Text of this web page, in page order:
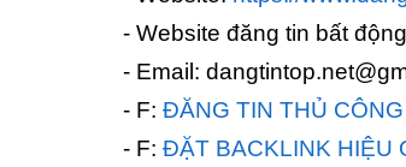
- Website đăng tin bất
- Email:
- F: ĐĂNG TIN THỦ CÔNG
- F: ĐẶT BACKLINK HIỆU